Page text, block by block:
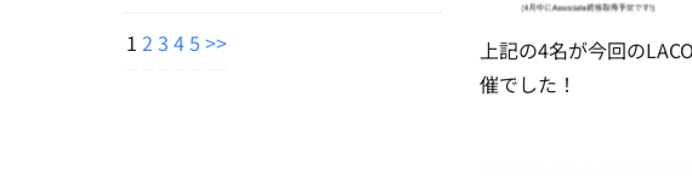
1 2 3 45 >>
上記の4名が今回の
催でした！